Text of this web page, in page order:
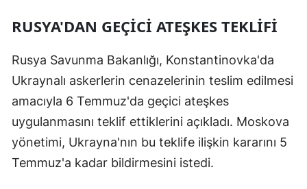
RUSYA'DAN GEÇİCİ ATEŞKES TEKLİFİ
Rusya Savunma Bakanlığı, Konstantinovka'da
Ukraynalı askerlerin cenazelerinin teslim edilmesi
amacıyla 6 Temmuz'da geçici ateşkes
uygulanmasını teklif ettiklerini açıkladı. Moskova
yönetimi, Ukrayna'nın bu teklife ilişkin kararını 5
Temmuz'a kadar bildirmesini istedi.